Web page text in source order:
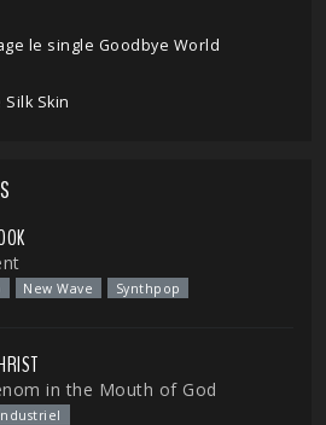
le single Goodbye World
Skin
New Wave Synthpop
in the Mouth of God